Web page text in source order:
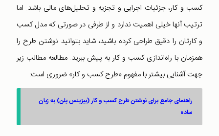
کسب و کار، جزئیات اجرایی و تجزیه و تحلیل‌های مالی باشد. اما
ترتیب آنها خیلی اهمیت ندارد و از طرفی در صورتی که مدل کسب
و کارتان را دقیق طراحی کرده باشید، شاید بتوانید نوشتن طرح را
همزمان با راه‌اندازی کسب و کار به پیش ببرید. مطالعه مطالب زیر
جهت آشنایی بیشتر با مفهوم «طرح کسب و کار» ضروری است:
راهنمای جامع برای نوشتن طرح کسب و کار (بیزینس پلن) به زبان
ساده